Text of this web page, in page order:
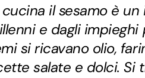
il sesamo è
e dagli
si ricavano olio,
salate e dolci. Si